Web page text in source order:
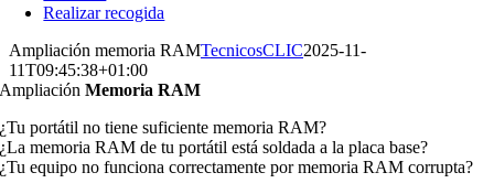
Realizar recogida
Ampliación memoria RAMTecnicosCLIC2025-11-
11T09:45:38+01:00
AmpliaciónMemoria RAM
¿Tu portátil no tiene suficiente memoria RAM?
¿La memoria RAM de tu portátil está soldada a la placa base?
¿Tu equipo no funciona correctamente por memoria RAM corrupta?